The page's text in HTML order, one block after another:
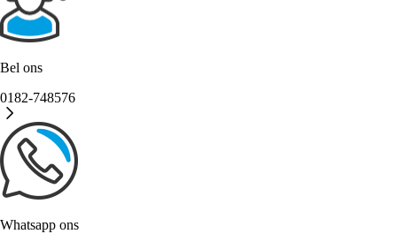
Bel ons
0182-748576
Whatsapp ons